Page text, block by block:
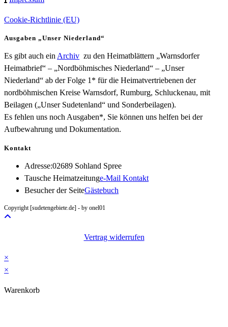
Cookie-Richtlinie (EU)
Ausgaben „Unser Niederland“
Es gibt auch ein Archiv zu den Heimatblättern „Warnsdorfer
Heimatbrief“ – „Nordböhmisches Niederland“ – „Unser
Niederland“ ab der Folge 1* für die Heimatvertriebenen der
nordböhmischen Kreise Warnsdorf, Rumburg, Schluckenau, mit
Beilagen („Unser Sudetenland“ und Sonderbeilagen).
Es fehlen uns noch Ausgaben*, Sie können uns helfen bei der
Aufbewahrung und Dokumentation.
Kontakt
Adresse:02689 Sohland Spree
Tausche Heimatzeitunge-Mail KontaktOpens
Besucher der SeiteGästebuch
Copyright [sudetengebiete.de] - by onel01
Vertrag widerrufen
×
×
Warenkorb